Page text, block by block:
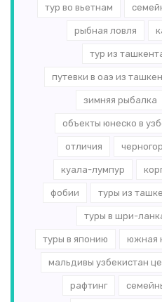
тур во вьетнам
рыбная ловля
тур из
путевки в оаэ из
зимняя рыбалка
объекты юнеско в
отличия
куала-лумпур
фобии туры из
туры в шри-
туры в японию южная
мальдивы узбекистан
рафтинг